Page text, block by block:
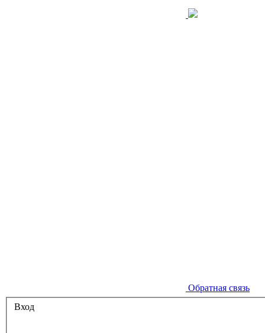
Обратная связь
Вход